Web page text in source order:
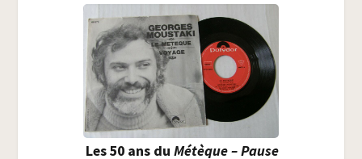
Les 50 ans du Métèque – Pause